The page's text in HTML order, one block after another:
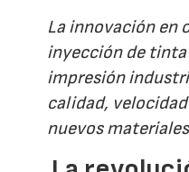
La innovación en
inyección de
impresión
calidad,
nuevos materiales